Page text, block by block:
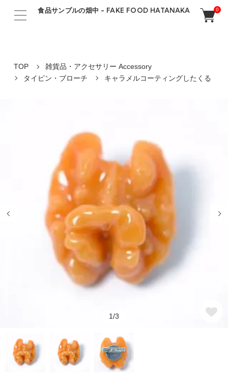
食品サンプルの畑中 - FAKE FOOD HATANAKA 0
TOP
雑貨品・アクセサリー Accessory
タイピン・ブローチ
キャラメルコーティングしたくる
1/3